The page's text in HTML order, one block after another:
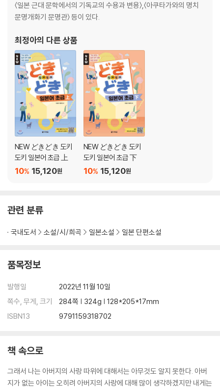
〈일본 근대 문학에서의 기독교의 수용과 변용〉,〈아쿠타가와의 명치
문명개화기 문명관〉 등이 있다.
최정아의 다른 상품
NEW どきどき 도키
도키 일본어 초급 上
15,120원
10%
NEW どきどき 도키
도키 일본어 초급 下
15,120원
10%
관련 분류
국내도서 소설/시/희곡 일본소설 일본 단편소설
품목정보
발행일
2022년 11월 10일
쪽수, 무게, 크기
284쪽 | 324g | 128*205*17mm
ISBN13
9791159318702
책 속으로
그래서 나는 아버지의 사랑 따위에 대해서는 아무것도 알지 못한다. 아버
지가 없는 아이는 오히려 아버지의 사랑에 대해 많이 생각하겠지만 내게는